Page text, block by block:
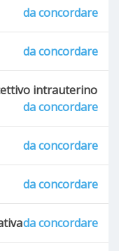
da concordare
da concordare
intrauterino
da concordare
da concordare
da concordare
da concordare